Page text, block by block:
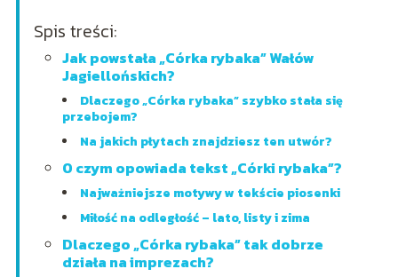
Spis treści:
Jak powstała „Córka rybaka” Wałów
Jagiellońskich?
Dlaczego „Córka rybaka” szybko stała się
przebojem?
Na jakich płytach znajdziesz ten utwór?
O czym opowiada tekst „Córki rybaka”?
Najważniejsze motywy w tekście piosenki
Miłość na odległość – lato, listy i zima
Dlaczego „Córka rybaka” tak dobrze
działa na imprezach?